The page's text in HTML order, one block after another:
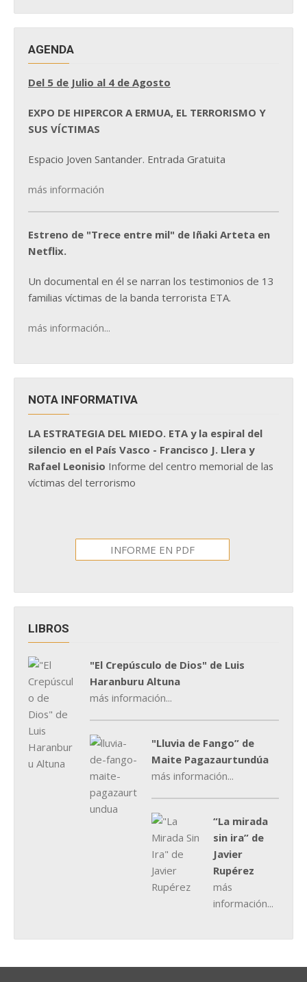
AGENDA
Del 5 de Julio al 4 de Agosto
EXPO DE HIPERCOR A ERMUA, EL TERRORISMO Y
SUS VÍCTIMAS
Espacio Joven Santander. Entrada Gratuita
más información
Estreno de "Trece entre mil" de Iñaki Arteta en
Netflix.
Un documental en él se narran los testimonios de 13
familias víctimas de la banda terrorista ETA.
más información...
NOTA INFORMATIVA
LA ESTRATEGIA DEL MIEDO. ETA y la espiral del
silencio en el País Vasco - Francisco J. Llera y
Rafael Leonisio Informe del centro memorial de las
víctimas del terrorismo
INFORME EN PDF
LIBROS
"El Crepúsculo de Dios" de Luis
Haranburu Altuna
más información...
"Lluvia de Fango” de
Maite Pagazaurtundúa
más información...
“La mirada
sin ira” de
Javier
Rupérez
más
información...